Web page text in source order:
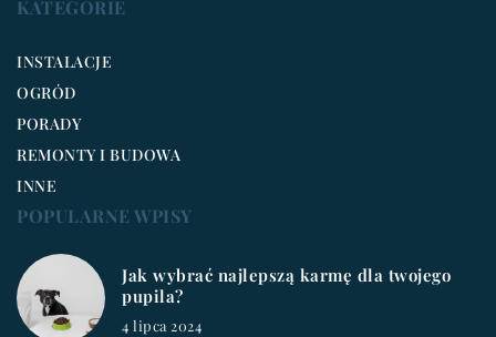
KATEGORIE
INSTALACJE
OGRÓD
PORADY
REMONTY I BUDOWA
INNE
POPULARNE WPISY
Jak wybrać najlepszą karmę dla twojego
pupila?
4 lipca 2024